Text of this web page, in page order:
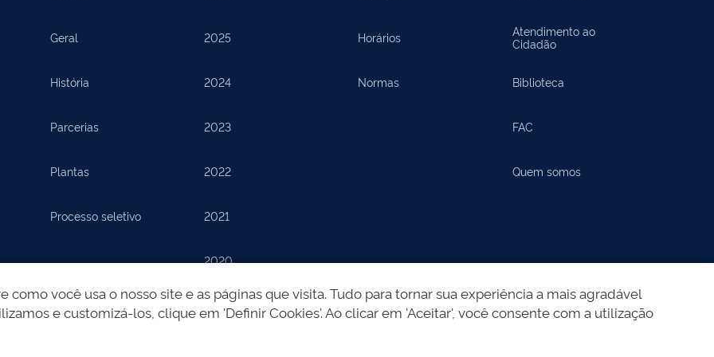
Geral
História
Parcerias
Plantas
Processo seletivo
2025
2024
2023
2022
2021
2020
2019
Horários
Normas
Atendimento ao
Cidadão
Biblioteca
FAC
Quem somos
você usa o nosso site e as páginas que visita. Tudo para tornar sua experiência a mais agradável
e customizá-los, clique em 'Definir Cookies'. Ao clicar em 'Aceitar', você consente com a utilização